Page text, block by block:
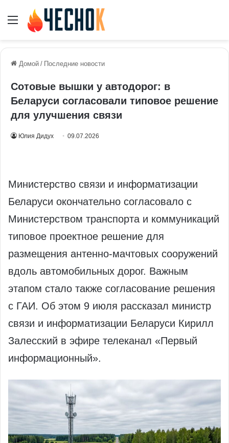
Меню
Домой / Последние новости
Сотовые вышки у автодорог: в
Беларуси согласовали типовое решение
для улучшения связи
Юлия Дидух 09.07.2026
Министерство связи и информатизации
Беларуси окончательно согласовало с
Министерством транспорта и коммуникаций
типовое проектное решение для
размещения антенно‑мачтовых сооружений
вдоль автомобильных дорог. Важным
этапом стало также согласование решения
с ГАИ. Об этом 9 июля рассказал министр
связи и информатизации Беларуси Кирилл
Залесский в эфире телеканал «Первый
информационный».